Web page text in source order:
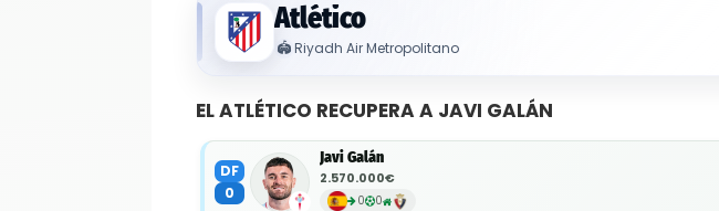
Atlético
🏟️Riyadh Air Metropolitano
EL ATLÉTICO RECUPERA A JAVI GALÁN
DF
0
Javi Galán
2.570.000€
0 0